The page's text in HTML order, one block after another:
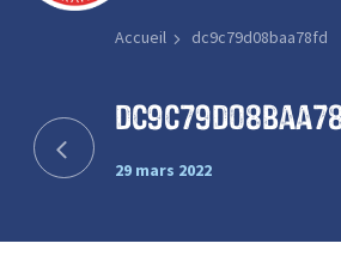
Accueil dc9c79d08baa78fd
29 mars 2022